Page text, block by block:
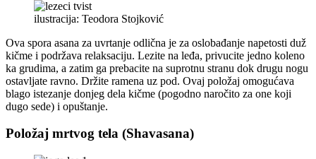
ilustracija: Teodora Stojković
Ova spora asana za uvrtanje odlična je za oslobađanje napetosti duž
kičme i podržava relaksaciju. Lezite na leđa, privucite jedno koleno
ka grudima, a zatim ga prebacite na suprotnu stranu dok drugu nogu
ostavljate ravno. Držite ramena uz pod. Ovaj položaj omogućava
blago istezanje donjeg dela kičme (pogodno naročito za one koji
dugo sede) i opuštanje.
Položaj mrtvog tela (Shavasana)